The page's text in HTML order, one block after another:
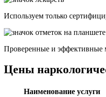
Используем только
Проверенные и эффективные
Цены
Наименование услуги